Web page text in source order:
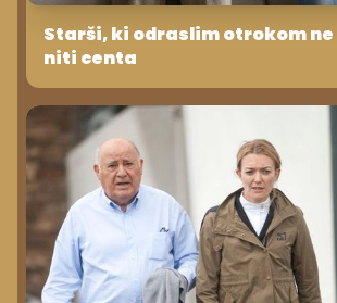
Starši, ki odraslim otrokom
niti centa